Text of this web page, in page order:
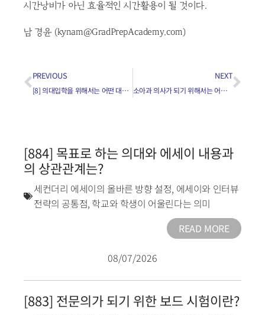
시간낭비가 아닌 효율적인 시간활용이 될 것이다.
남 경윤 (kynam@GradPrepAcademy.com)
PREVIOUS
[8] 의대입학을 위해서는 어떤 대학에 진학하는게 좋은가요?
NEXT
소아과 의사가 되기 위해서는 어떤 의대에 가는 것이 좋은가요?
[884] 목표로 하는 의대와 에세이 내용과
의 상관관계는?
세컨더리 에세이의 올바른 방향 설정, 에세이와 인터뷰
전략의 공통점, 학교와 학생이 어울린다는 의미
READ MORE
08/07/2026
[883] 전문의가 되기 위한 보드 시험이란?